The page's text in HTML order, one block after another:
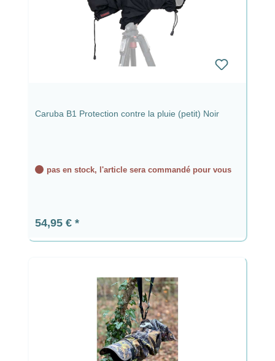
Caruba B1 Protection contre la pluie (petit) Noir
pas en stock, l'article sera commandé pour vous
Prix régulier :
54,95 €